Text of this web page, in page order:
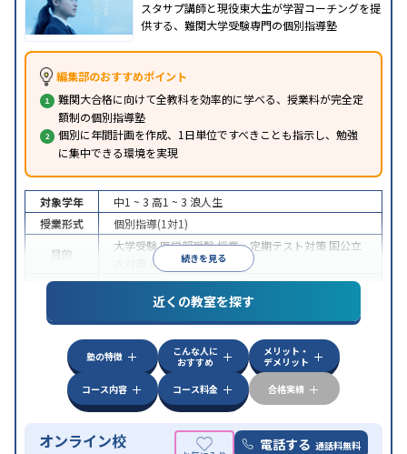
スタサプ講師と現役東大生が学習コーチングを提
供する、難関大学受験専門の個別指導塾
編集部のおすすめポイント
難関大合格に向けて全教科を効率的に学べる、授業料が完全定
額制の個別指導塾
個別に年間計画を作成、1日単位ですべきことも指示し、勉強
に集中できる環境を実現
続きを見る
対象学年 中1 ~ 3 高1 ~ 3 浪人生
授業形式
個別指導(1対1)
目的
大学受験医学部受験授業・定期テスト対策 国公立
英検(英語検定)対策
中高一貫校生に対応授業の振替可能オンライン対
自習室あり
近くの教室を探す
塾の特徴
こんな人に
おすすめ
メリット・
デメリット
コース内容
コース料金 合格実績
オンライン校 電話する 通話料無料